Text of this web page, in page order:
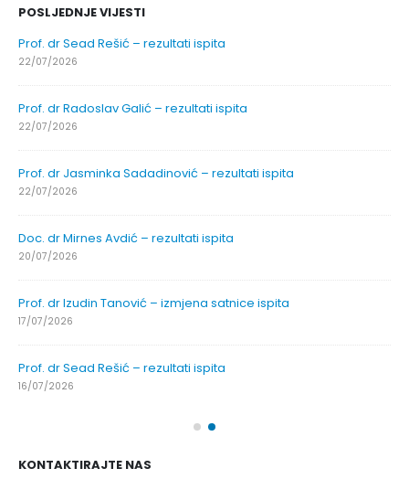
POSLJEDNJE VIJESTI
Prof. dr Sead Rešić – rezultati ispita
22/07/2026
Prof. dr Radoslav Galić – rezultati ispita
22/07/2026
Prof. dr Jasminka Sadadinović – rezultati ispita
22/07/2026
Doc. dr Mirnes Avdić – rezultati ispita
20/07/2026
Prof. dr Izudin Tanović – izmjena satnice ispita
17/07/2026
Prof. dr Sead Rešić – rezultati ispita
16/07/2026
KONTAKTIRAJTE NAS